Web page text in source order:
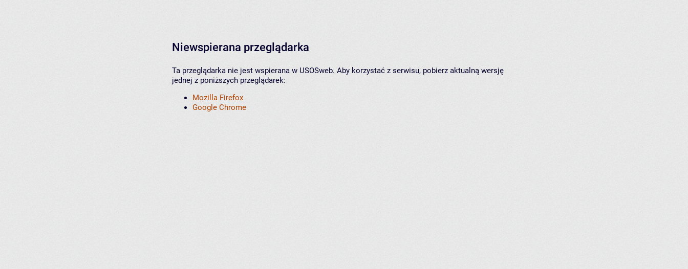
Niewspierana przeglądarka
Ta przeglądarka nie jest wspierana w USOSweb. Aby korzystać z serwisu, pobierz aktualną wersję
jednej z poniższych przeglądarek:
Mozilla Firefox
Google Chrome